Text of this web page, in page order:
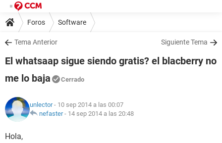
Foros Software
Tema Anterior Siguiente Tema
El whatsaap sigue siendo gratis? el blacberry no
me lo baja
Cerrado
unlector- 10 sep 2014 a las 00:07
nefaster- 14 sep 2014 a las 20:48
Hola,